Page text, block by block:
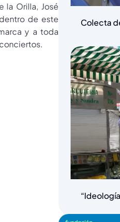
la Orilla, José
de este
y a toda
Colecta